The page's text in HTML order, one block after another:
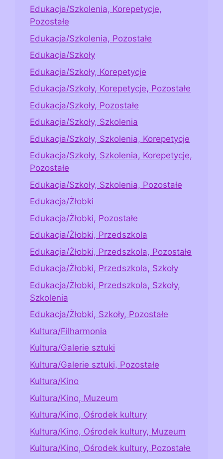
Edukacja/Szkolenia, Korepetycje,
Pozostałe
Edukacja/Szkolenia, Pozostałe
Edukacja/Szkoły
Edukacja/Szkoły, Korepetycje
Edukacja/Szkoły, Korepetycje, Pozostałe
Edukacja/Szkoły, Pozostałe
Edukacja/Szkoły, Szkolenia
Edukacja/Szkoły, Szkolenia, Korepetycje
Edukacja/Szkoły, Szkolenia, Korepetycje,
Pozostałe
Edukacja/Szkoły, Szkolenia, Pozostałe
Edukacja/Żłobki
Edukacja/Żłobki, Pozostałe
Edukacja/Żłobki, Przedszkola
Edukacja/Żłobki, Przedszkola, Pozostałe
Edukacja/Żłobki, Przedszkola, Szkoły
Edukacja/Żłobki, Przedszkola, Szkoły,
Szkolenia
Edukacja/Żłobki, Szkoły, Pozostałe
Kultura/Filharmonia
Kultura/Galerie sztuki
Kultura/Galerie sztuki, Pozostałe
Kultura/Kino
Kultura/Kino, Muzeum
Kultura/Kino, Ośrodek kultury
Kultura/Kino, Ośrodek kultury, Muzeum
Kultura/Kino, Ośrodek kultury, Pozostałe